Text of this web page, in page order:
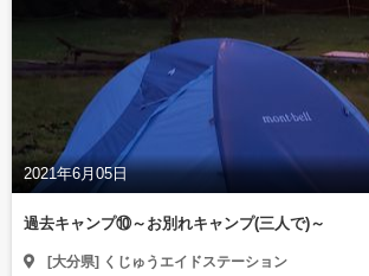
2021年6月05日
過去キャンプ⑩～お別れキャンプ(三人で)～
[大分県] くじゅうエイドステーション